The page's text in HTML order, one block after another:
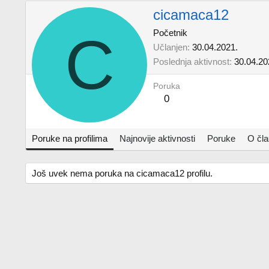
C
cicamaca12
Početnik
Učlanjen 30.04.2021.
Poslednja aktivnost
Poruka
0
Poruke na profilima Najnovije aktivnosti Poruke O
Još uvek nema poruka na cicamaca12 profilu.